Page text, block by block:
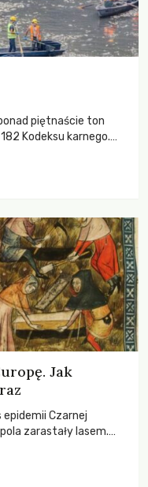
piętnaście ton
Kodeksu karnego.
śmierci rzeki.
Jak
Czarnej
zarastały lasem.